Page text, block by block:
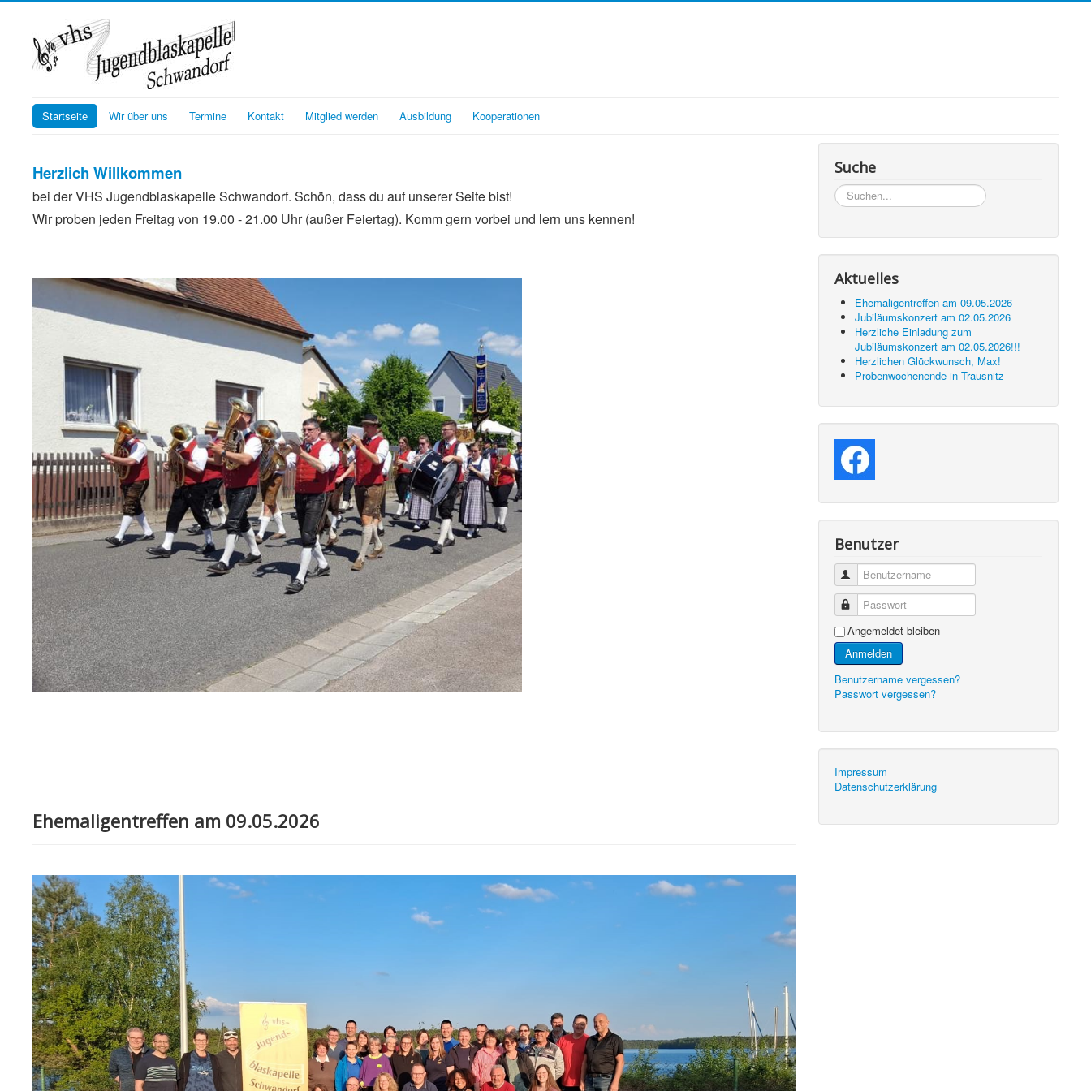
Startseite Wir über uns Termine Kontakt Mitglied werden Ausbildung Kooperationen
Herzlich Willkommen
bei der VHS Jugendblaskapelle Schwandorf. Schön, dass du auf unserer Seite bist!
Wir proben jeden Freitag von 19.00 - 21.00 Uhr (außer Feiertag). Komm gern vorbei und lern uns kennen!
Ehemaligentreffen am 09.05.2026
Suche
Suchen...
Aktuelles
Ehemaligentreffen am 09.05.2026
Jubiläumskonzert am 02.05.2026
Herzliche Einladung zum
Jubiläumskonzert am 02.05.2026!!!
Herzlichen Glückwunsch, Max!
Probenwochenende in Trausnitz
Benutzer
Benutzername
Passwort
Angemeldet bleiben
Anmelden
Benutzername vergessen?
Passwort vergessen?
Impressum
Datenschutzerklärung